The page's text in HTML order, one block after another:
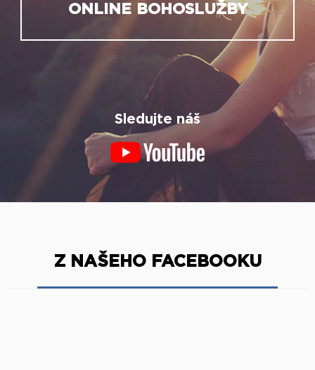
ONLINE BOHOSLUŽBY
Sledujte náš
Z NAŠEHO FACEBOOKU